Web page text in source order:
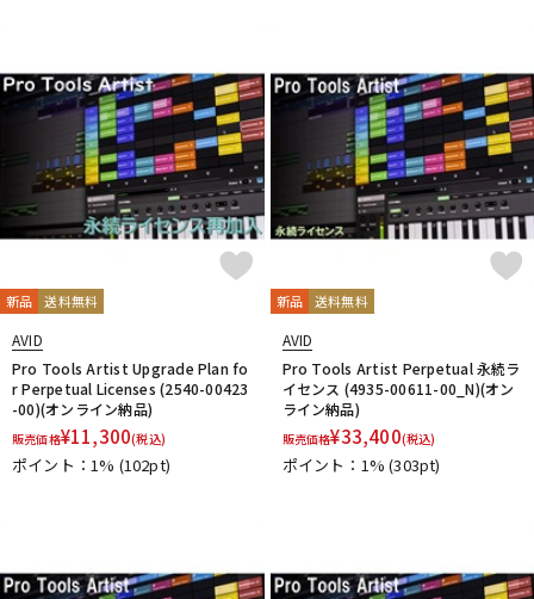
新品 送料無料
AVID
Pro Tools Artist Upgrade Plan fo
r Perpetual Licenses (2540-00423
-00)(オンライン納品)
販売価格¥11,300(税込)
ポイント：1% (102pt)
新品 送料無料
AVID
Pro Tools Artist Perpetual 永続ラ
イセンス (4935-00611-00_N)(オン
ライン納品)
販売価格¥33,400(税込)
ポイント：1%(303pt)